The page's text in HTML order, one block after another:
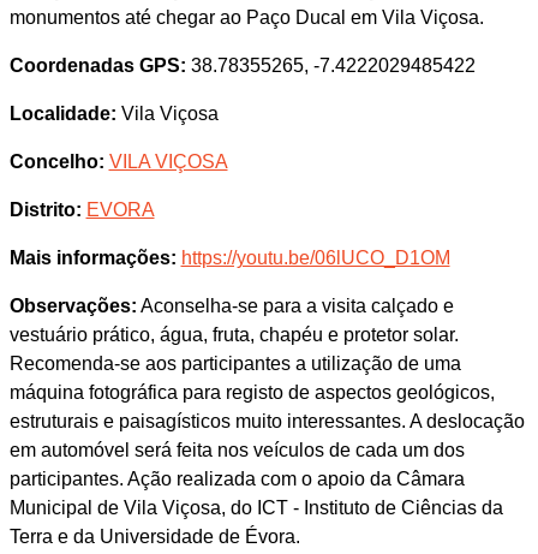
monumentos até chegar ao Paço Ducal em Vila Viçosa.
Coordenadas GPS: 38.78355265, -7.4222029485422
Localidade: Vila Viçosa
Concelho: VILA VIÇOSA
Distrito: EVORA
Mais informações: https://youtu.be/06lUCO_D1OM
Observações: Aconselha-se para a visita calçado e
vestuário prático, água, fruta, chapéu e protetor solar.
Recomenda-se aos participantes a utilização de uma
máquina fotográfica para registo de aspectos geológicos,
estruturais e paisagísticos muito interessantes. A deslocação
em automóvel será feita nos veículos de cada um dos
participantes. Ação realizada com o apoio da Câmara
Municipal de Vila Viçosa, do ICT - Instituto de Ciências da
Terra e da Universidade de Évora.